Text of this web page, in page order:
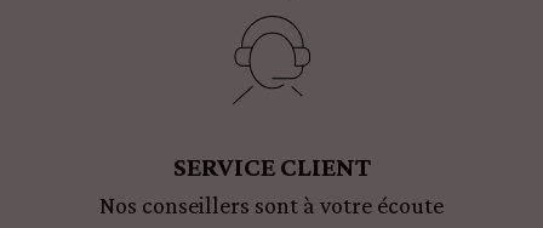
SERVICE CLIENT
Nos conseillers sont à votre écoute